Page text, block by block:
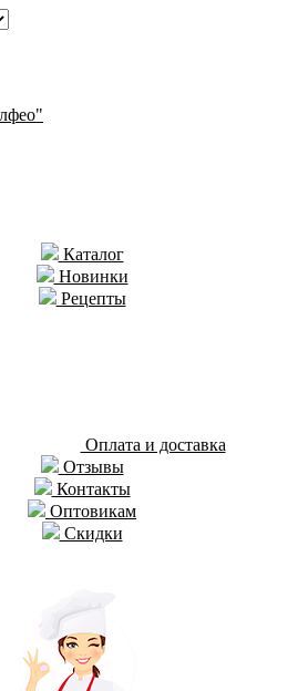
Каталог
Новинки
Рецепты
Оплата и доставка
Отзывы
Контакты
Оптовикам
Скидки